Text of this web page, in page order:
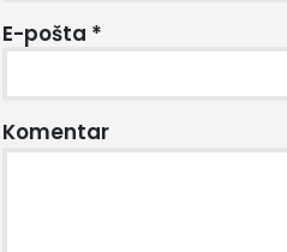
E-pošta *
Komentar